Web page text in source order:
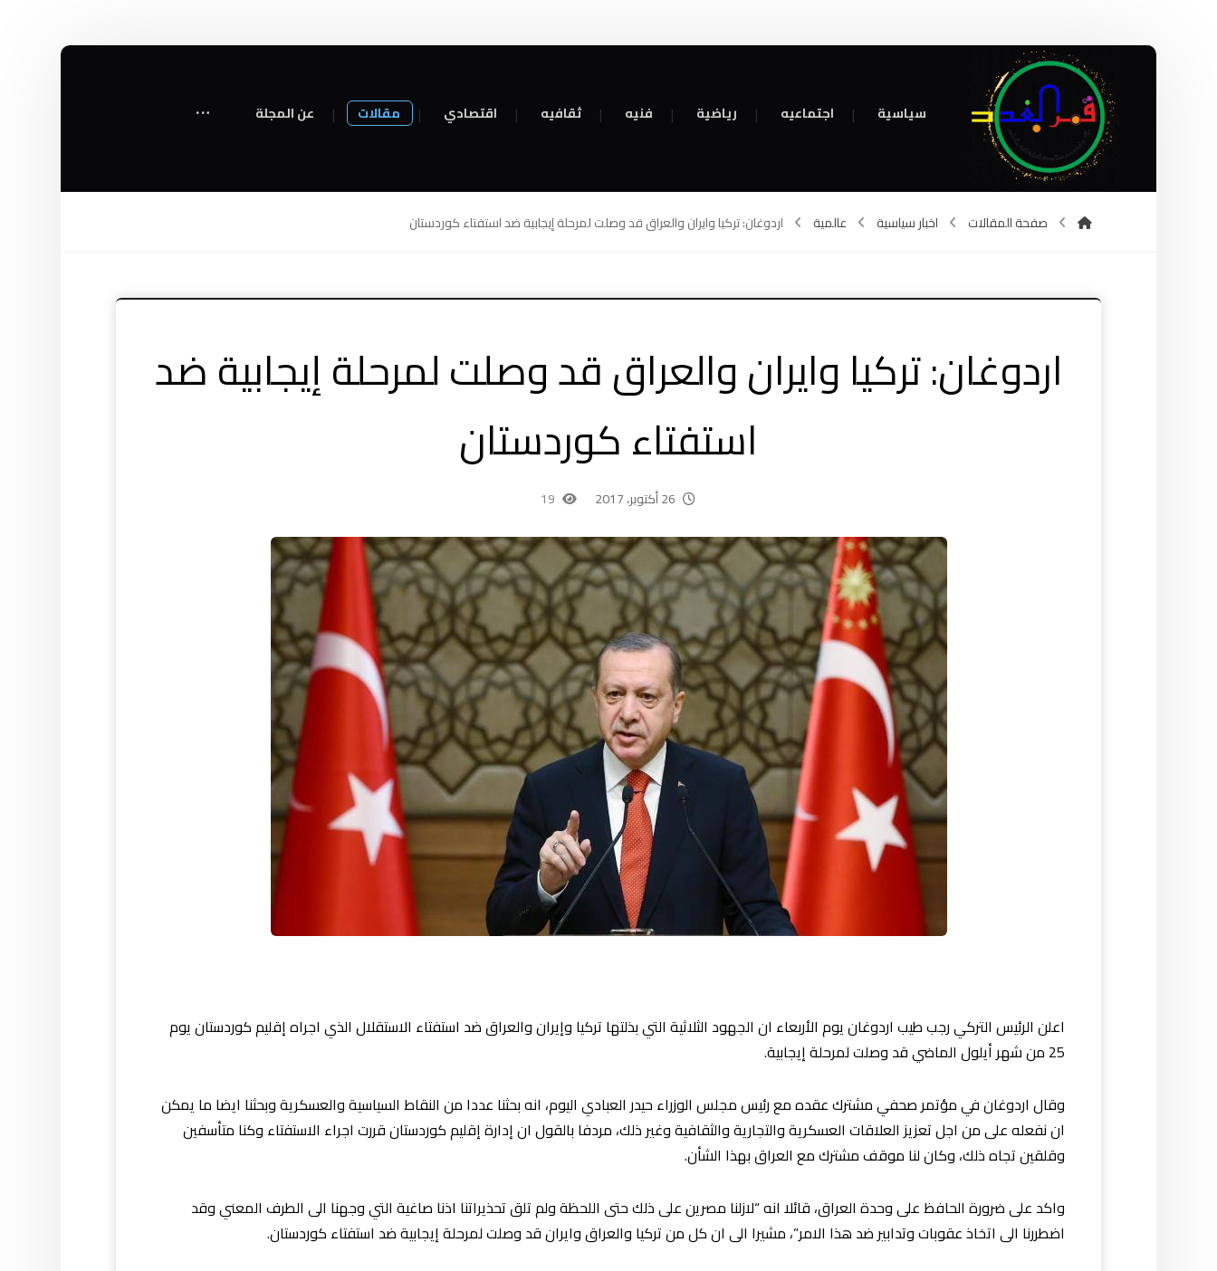
سياسية اجتماعيه رياضية فنيه ثقافيه اقتصادي مقالات عن المجلة
صفحة المقالات اخبار سياسية عالمية اردوغان: تركيا وايران والعراق قد وصلت لمرحلة إيجابية ضد استفتاء كوردستان
اردوغان: تركيا وايران والعراق قد وصلت لمرحلة إيجابية ضد
استفتاء كوردستان
26 أكتوبر، 2017 19
اعلن الرئيس التركي رجب طيب اردوغان يوم الأربعاء ان الجهود الثلاثية التي بذلتها تركيا وإيران والعراق ضد استفتاء الاستقلال الذي اجراه إقليم كوردستان يوم
25 من شهر أيلول الماضي قد وصلت لمرحلة إيجابية.
وقال اردوغان في مؤتمر صحفي مشترك عقده مع رئيس مجلس الوزراء حيدر العبادي اليوم، انه بحثنا عددا من النقاط السياسية والعسكرية وبحثنا ايضا ما يمكن
ان نفعله على من اجل تعزيز العلاقات العسكرية والتجارية والثقافية وغير ذلك، مردفا بالقول ان إدارة إقليم كوردستان قررت اجراء الاستفتاء وكنا متأسفين
وقلقين تجاه ذلك، وكان لنا موقف مشترك مع العراق بهذا الشأن.
واكد على ضرورة الحافظ على وحدة العراق، قائلا انه “لازلنا مصرين على ذلك حتى اللحظة ولم تلق تحذيراتنا اذنا صاغية التي وجهنا الى الطرف المعني وقد
اضطررنا الى اتخاذ عقوبات وتدابير ضد هذا الامر”، مشيرا الى ان كل من تركيا والعراق وايران قد وصلت لمرحلة إيجابية ضد استفتاء كوردستان.